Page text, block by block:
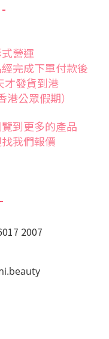
營運
完成下單付款後
才發貨到港
港公眾假期）
到更多的產品
我們報價
2007